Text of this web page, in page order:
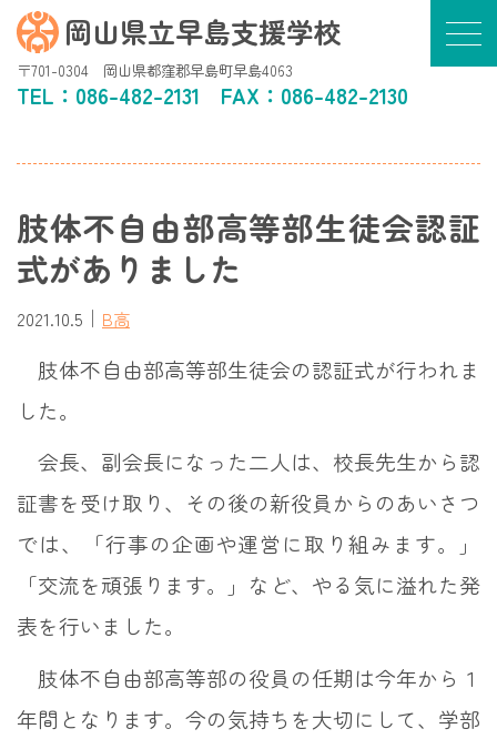
岡山県立早島支援学校
〒701-0304 岡山県都窪郡早島町早島4063
TEL： 086-482-2131 FAX：086-482-2130
肢体不自由部高等部生徒会認証
式がありました
2021.10.5 ｜ B高
肢体不自由部高等部生徒会の認証式が行われま
した。
会長、副会長になった二人は、校長先生から認
証書を受け取り、その後の新役員からのあいさつ
では、「行事の企画や運営に取り組みます。」
「交流を頑張ります。」など、やる気に溢れた発
表を行いました。
肢体不自由部高等部の役員の任期は今年から１
年間となります。今の気持ちを大切にして、学部